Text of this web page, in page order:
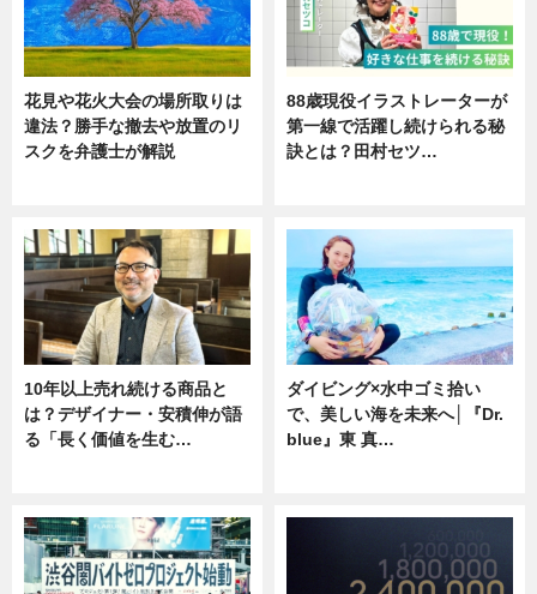
花見や花火大会の場所取りは
違法？勝手な撤去や放置のリ
スクを弁護士が解説
88歳現役イラストレーターが
第一線で活躍し続けられる秘
訣とは？田村セツ…
10年以上売れ続ける商品と
は？デザイナー・安積伸が語
る「長く価値を生む…
ダイビング×水中ゴミ拾い
で、美しい海を未来へ│『Dr.
blue』東 真…